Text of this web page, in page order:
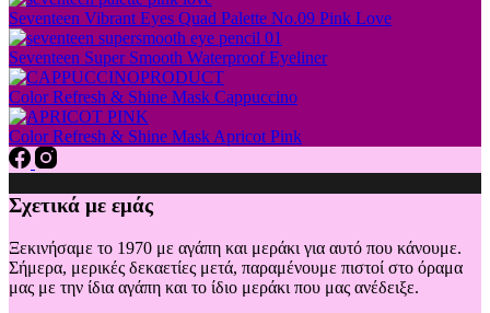
Seventeen Vibrant Eyes Quad Palette No.09 Pink Love
Seventeen Super Smooth Waterproof Eyeliner
Color Refresh & Shine Mask Cappuccino
Color Refresh & Shine Mask Apricot Pink
Σχετικά με εμάς
Ξεκινήσαμε το 1970 με αγάπη και μεράκι για αυτό που κάνουμε.
Σήμερα, μερικές δεκαετίες μετά, παραμένουμε πιστοί στο όραμα
μας με την ίδια αγάπη και το ίδιο μεράκι που μας ανέδειξε.